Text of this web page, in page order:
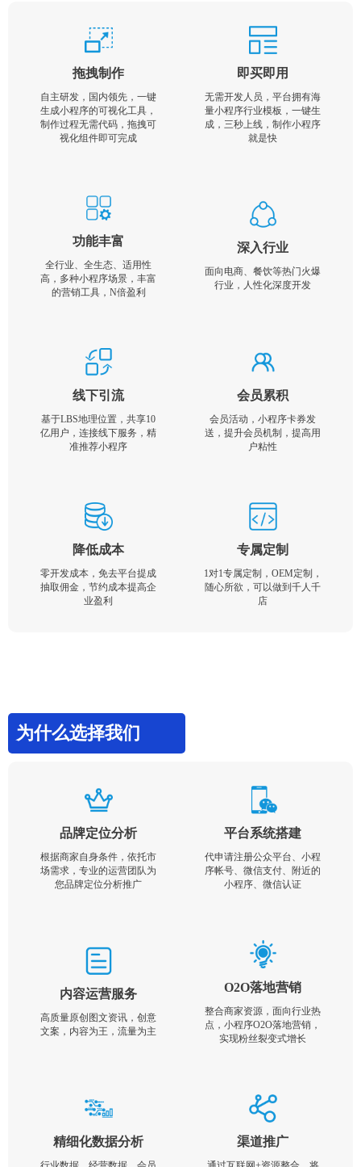
拖拽制作
自主研发，国内领先，一键
生成小程序的可视化工具，
制作过程无需代码，拖拽可
视化组件即可完成
即买即用
无需开发人员，平台拥有海
量小程序行业模板，一键生
成，三秒上线，制作小程序
就是快
功能丰富
全行业、全生态、适用性
高，多种小程序场景，丰富
的营销工具，N倍盈利
深入行业
面向电商、餐饮等热门火爆
行业，人性化深度开发
线下引流
基于LBS地理位置，共享10
亿用户，连接线下服务，精
准推荐小程序
会员累积
会员活动，小程序卡券发
送，提升会员机制，提高用
户粘性
降低成本
零开发成本，免去平台提成
抽取佣金，节约成本提高企
业盈利
专属定制
1对1专属定制，OEM定制，
随心所欲，可以做到千人千
店
为什么选择我们
品牌定位分析
根据商家自身条件，依托市
场需求，专业的运营团队为
您品牌定位分析推广
平台系统搭建
代申请注册公众平台、小程
序帐号、微信支付、附近的
小程序、微信认证
内容运营服务
高质量原创图文资讯，创意
文案，内容为王，流量为主
O2O落地营销
整合商家资源，面向行业热
点，小程序O2O落地营销，
实现粉丝裂变式增长
精细化数据分析 渠道推广